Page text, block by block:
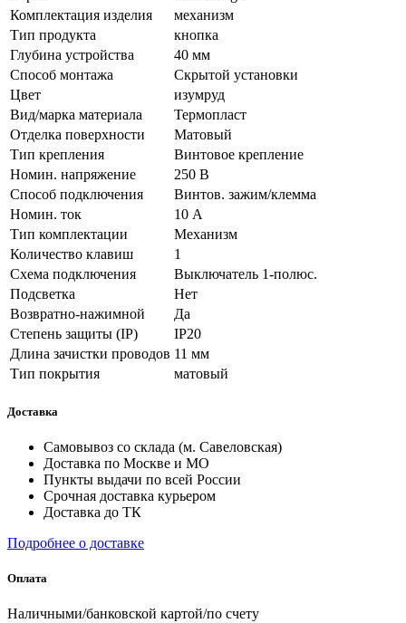
Комплектация изделия
механизм
Тип продукта
кнопка
Глубина устройства
40 мм
Способ монтажа
Скрытой установки
Цвет
изумруд
Вид/марка материала
Термопласт
Отделка поверхности
Матовый
Тип крепления
Винтовое крепление
Номин. напряжение
250 В
Способ подключения
Винтов. зажим/клемма
Номин. ток
10 А
Тип комплектации
Механизм
Количество клавиш
1
Схема подключения
Выключатель 1-полюс.
Подсветка
Нет
Возвратно-нажимной
Да
Степень защиты (IP)
IP20
Длина зачистки проводов 11 мм
Тип покрытия
матовый
Доставка
Самовывоз со склада (м. Савеловская)
Доставка по Москве и МО
Пункты выдачи по всей России
Срочная доставка курьером
Доставка до ТК
Подробнее о доставке
Оплата
Наличными/банковской картой/по счету